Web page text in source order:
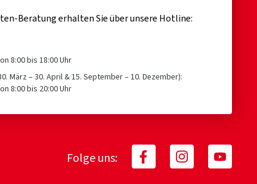
Beratung erhalten Sie über unsere Hotline:
8:00 bis 18:00 Uhr
März – 30. April & 15. September – 10. Dezember):
8:00 bis 20:00 Uhr
Folge uns: